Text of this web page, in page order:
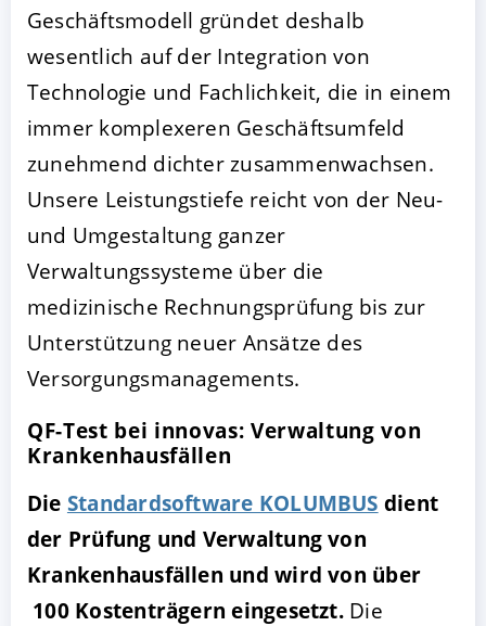
Geschäftsmodell gründet deshalb
wesentlich auf der Integration von
Technologie und Fachlichkeit, die in einem
immer komplexeren Geschäftsumfeld
zunehmend dichter zusammenwachsen.
Unsere Leistungstiefe reicht von der Neu-
und Umgestaltung ganzer
Verwaltungssysteme über die
medizinische Rechnungsprüfung bis zur
Unterstützung neuer Ansätze des
Versorgungsmanagements.
QF-Test bei innovas: Verwaltung von
Krankenhausfällen
Die Standardsoftware KOLUMBUS dient
der Prüfung und Verwaltung von
Krankenhausfällen und wird von über
100 Kostenträgern eingesetzt.Die